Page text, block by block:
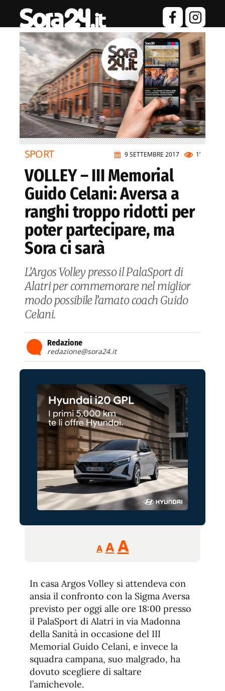
9 SETTEMBRE 2017 1’
SPORT
VOLLEY – III Memorial
Guido Celani: Aversa a
ranghi troppo ridotti per
poter partecipare, ma
Sora ci sarà
L’Argos Volley presso il PalaSport di
Alatri per commemorare nel miglior
modo possibile l’amato coach Guido
Celani.
Redazione
redazione@sora24.it
A
Reducir
tamaño
A Restablecer
de
fuente
AAumentar
de
fuente.
In casa Argos Volley si attendeva con
ansia il confronto con la Sigma Aversa
previsto per oggi alle ore 18:00 presso
il PalaSport di Alatri in via Madonna
della Sanità in occasione del III
Memorial Guido Celani, e invece la
squadra campana, suo malgrado, ha
dovuto scegliere di saltare
l’amichevole.